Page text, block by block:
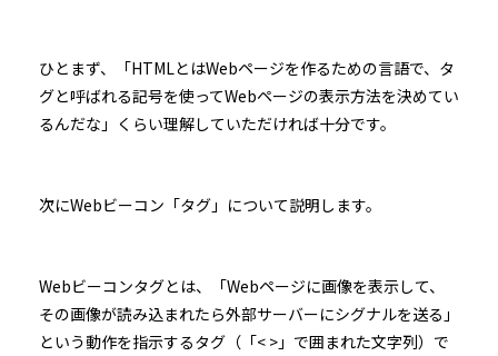
ひとまず、「HTMLとはWebページを作るための言語で、タ
グと呼ばれる記号を使ってWebページの表示方法を決めてい
るんだな」くらい理解していただければ十分です。
次にWebビーコン「タグ」について説明します。
Webビーコンタグとは、「Webページに画像を表示して、
その画像が読み込まれたら外部サーバーにシグナルを送る」
という動作を指示するタグ（「< >」で囲まれた文字列）で